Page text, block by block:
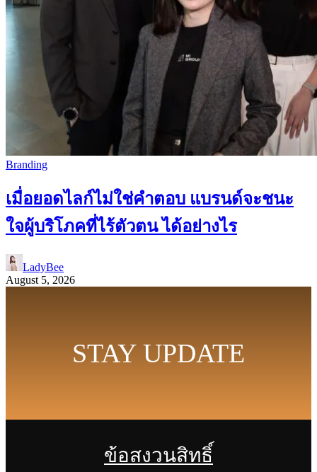
Branding
เมื่อยอดไลก์ไม่ใช่คำตอบ แบรนด์จะชนะ
ใจผู้บริโภคที่ไร้ตัวตน ได้อย่างไร
LadyBee
August 5, 2026
STAY UPDATE
ข้อสงวนสิทธิ์